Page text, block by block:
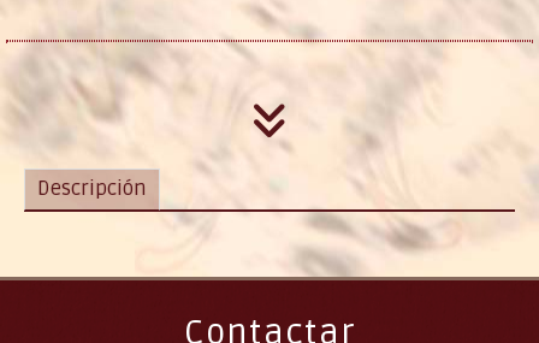
Descripción
Contactar